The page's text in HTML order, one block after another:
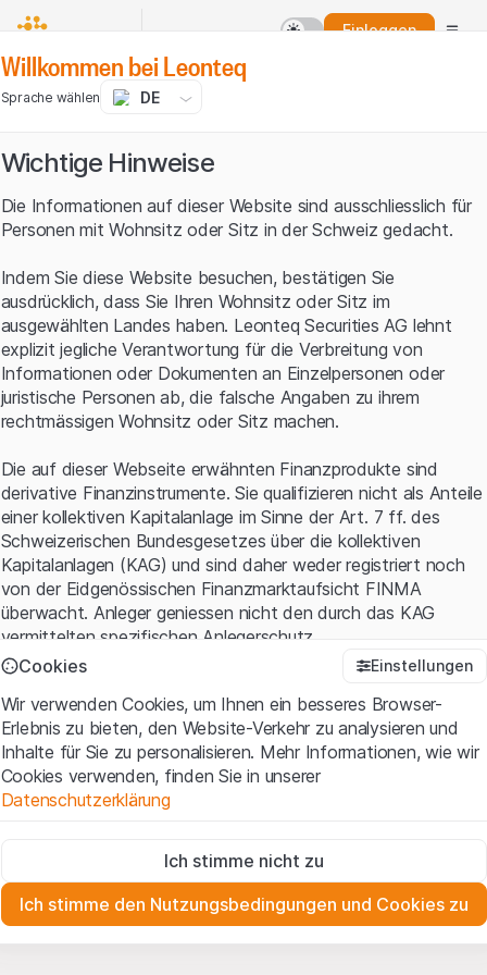
Einloggen
Willkommen bei Leonteq
Sprache wählen DE
Wichtige Hinweise
Die Informationen auf dieser Website sind ausschliesslich für
Personen mit Wohnsitz oder Sitz in der Schweiz gedacht.
Indem Sie diese Website besuchen, bestätigen Sie
ausdrücklich, dass Sie Ihren Wohnsitz oder Sitz im
ausgewählten Landes haben. Leonteq Securities AG lehnt
explizit jegliche Verantwortung für die Verbreitung von
Informationen oder Dokumenten an Einzelpersonen oder
juristische Personen ab, die falsche Angaben zu ihrem
rechtmässigen Wohnsitz oder Sitz machen.
Die auf dieser Webseite erwähnten Finanzprodukte sind
derivative Finanzinstrumente. Sie qualifizieren nicht als Anteile
einer kollektiven Kapitalanlage im Sinne der Art. 7 ff. des
Schweizerischen Bundesgesetzes über die kollektiven
Kapitalanlagen (KAG) und sind daher weder registriert noch
von der Eidgenössischen Finanzmarktaufsicht FINMA
überwacht. Anleger geniessen nicht den durch das KAG
vermittelten spezifischen Anlegerschutz.
Mit dem Zugriff auf diese Website der Leonteq Securities AG
(die "Website") erklären Sie, dass Sie die rechtlichen
Informationen und die wichtigen Hinweise und
Nutzungsbedingungenverstanden haben und akzeptieren.
Wenn Sie mit den Nutzungsbedingungen nicht einverstanden
Sämtliche Immaterialgüterrechte (wie z.B. Urheber¬, Design¬
und Markenrechte) an dem auf der Website enthaltenen
Material liegen bei Leonteq Securities AG oder Plattform-
Cookies Einstellungen
Wir verwenden Cookies, um Ihnen ein besseres Browser-
Erlebnis zu bieten, den Website-Verkehr zu analysieren und
Inhalte für Sie zu personalisieren. Mehr Informationen, wie wir
Cookies verwenden, finden Sie in unserer
Datenschutzerklärung
Diese Cookies sind für die Website erforderlich und können nicht
deaktiviert werden.
Zu Analysezwecken
Diese Cookies verfolgen die Interaktionen der Website-
Ich stimme nicht zu
Ich stimme den Nutzungsbedingungen und Cookies zu